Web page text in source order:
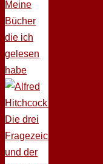
Meine
Bücher
die ich
gelesen
habe